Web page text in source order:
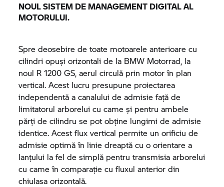
NOUL SISTEM DE MANAGEMENT DIGITAL AL
MOTORULUI.
Spre deosebire de toate motoarele anterioare cu
cilindri opuși orizontali de la BMW Motorrad, la
noul R 1200 GS, aerul circulă prin motor în plan
vertical. Acest lucru presupune proiectarea
independentă a canalului de admisie față de
limitatorul arborelui cu came și pentru ambele
părți de cilindru se pot obține lungimi de admisie
identice. Acest flux vertical permite un orificiu de
admisie optimă în linie dreaptă cu o orientare a
lanțului la fel de simplă pentru transmisia arborelui
cu came în comparație cu fluxul anterior din
chiulasa orizontală.